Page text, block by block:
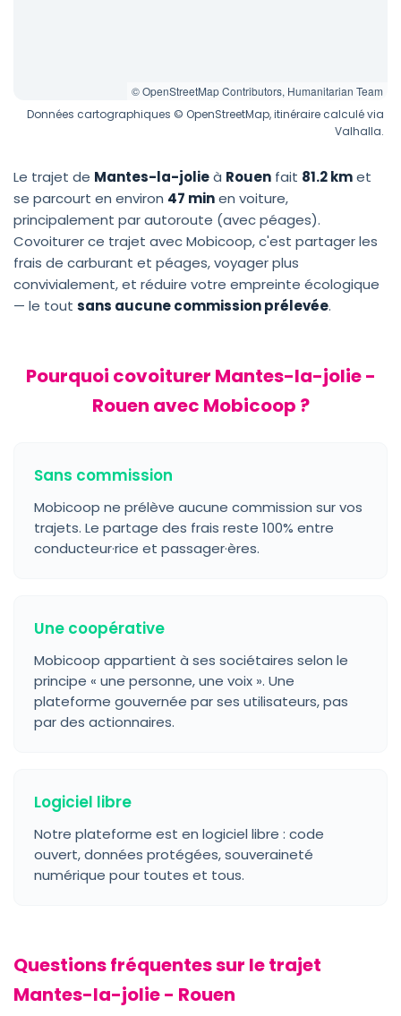
© OpenStreetMap Contributors, Humanitarian Team
Données cartographiques © OpenStreetMap, itinéraire calculé via
Valhalla.
Le trajet de Mantes-la-jolieà Rouen fait 81.2 kmet
se parcourt en environ 47 minen voiture,
principalement par autoroute (avec péages).
Covoiturer ce trajet avec Mobicoop, c'est partager les
frais de carburant et péages, voyager plus
convivialement, et réduire votre empreinte écologique
— le tout sans aucune commission prélevée.
Pourquoi covoiturer Mantes-la-jolie -
Rouen avec Mobicoop ?
Sans commission
Mobicoop ne prélève aucune commission sur vos
trajets. Le partage des frais reste 100% entre
conducteur·rice et passager·ères.
Une coopérative
Mobicoop appartient à ses sociétaires selon le
principe « une personne, une voix ». Une
plateforme gouvernée par ses utilisateurs, pas
par des actionnaires.
Logiciel libre
Notre plateforme est en logiciel libre : code
ouvert, données protégées, souveraineté
numérique pour toutes et tous.
Questions fréquentes sur le trajet
Mantes-la-jolie - Rouen